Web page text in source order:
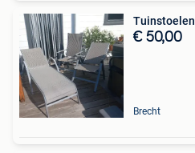
Tuinstoelen
€ 50,00
Brecht